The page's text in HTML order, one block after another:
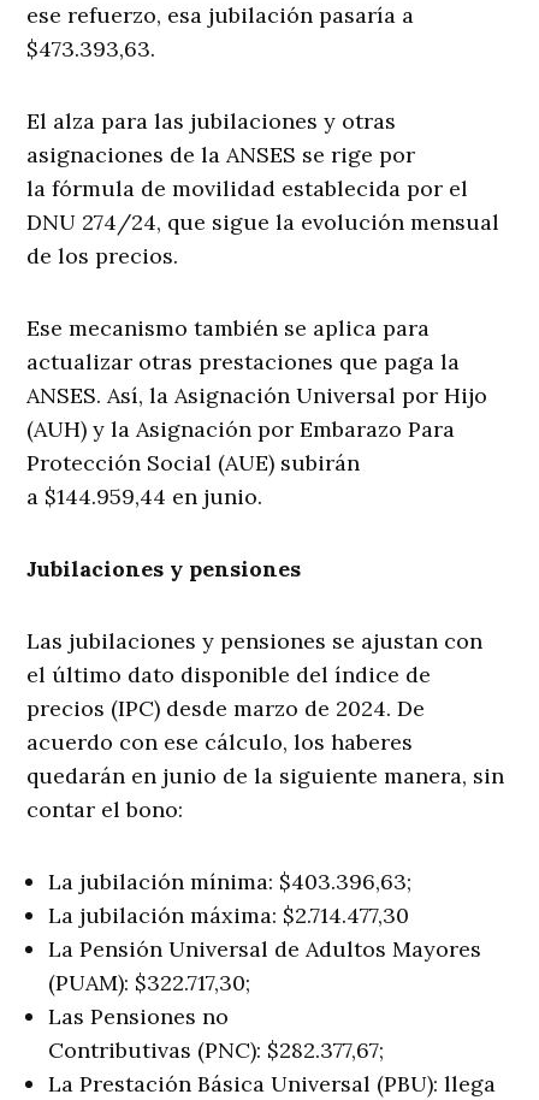
ese refuerzo, esa jubilación pasaría a
$473.393,63.
El alza para las jubilaciones y otras
asignaciones de la ANSES se rige por
la fórmula de movilidad establecida por el
DNU 274/24, que sigue la evolución mensual
de los precios.
Ese mecanismo también se aplica para
actualizar otras prestaciones que paga la
ANSES. Así, la Asignación Universal por Hijo
(AUH) y la Asignación por Embarazo Para
Protección Social (AUE) subirán
a $144.959,44 ‬en junio.
Jubilaciones y pensiones
Las jubilaciones y pensiones se ajustan con
el último dato disponible del índice de
precios (IPC) desde marzo de 2024. De
acuerdo con ese cálculo, los haberes
quedarán en junio de la siguiente manera, sin
contar el bono:
La jubilación mínima: $403.396,63;
La jubilación máxima: $2.714.477,30
La Pensión Universal de Adultos Mayores
(PUAM): $322.717,30;
Las Pensiones no
Contributivas (PNC): $282.377,67;
La Prestación Básica Universal (PBU): llega